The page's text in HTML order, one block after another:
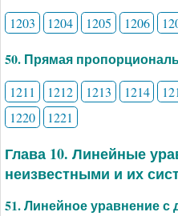
1203 1204 1205 1206
50. Прямая
1211 1212 1213 1214
1220
1221
Глава 10. Линейные
неизвестными и их
51. Линейное уравнение